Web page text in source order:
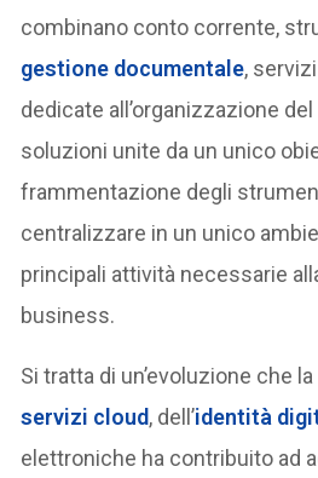
combinano conto corrente,
gestione documentale,
dedicate all’organizzazione
soluzioni unite da un unico
frammentazione degli
centralizzare in un unico
principali attività necessarie
business.
Si tratta di un’evoluzione che
servizi cloud, dell’identità
elettroniche ha contribuito ad